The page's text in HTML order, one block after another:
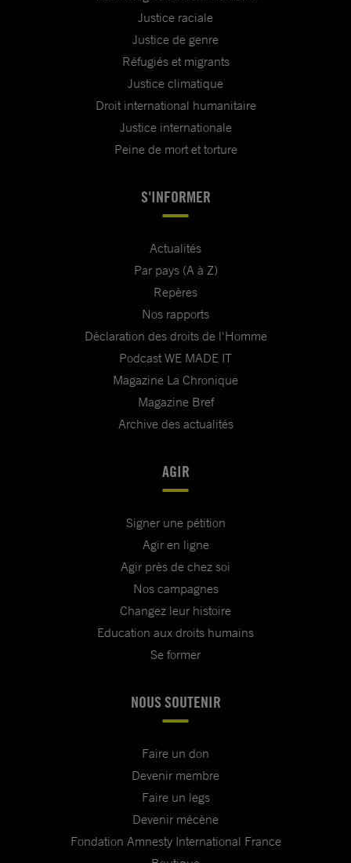
Justice raciale
Justice de genre
Réfugiés et migrants
Justice climatique
Droit international humanitaire
Justice internationale
Peine de mort et torture
S'INFORMER
Actualités
Par pays (A à Z)
Repères
Nos rapports
Déclaration des droits de l'Homme
Podcast WE MADE IT
Magazine La Chronique
Magazine Bref
Archive des actualités
AGIR
Signer une pétition
Agir en ligne
Agir près de chez soi
Nos campagnes
Changez leur histoire
Education aux droits humains
Se former
NOUS SOUTENIR
Faire un don
Devenir membre
Faire un legs
Devenir mécène
Fondation Amnesty International France